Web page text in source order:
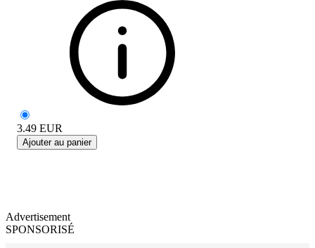
3.49 EUR
Ajouter au panier
Advertisement
SPONSORISÉ